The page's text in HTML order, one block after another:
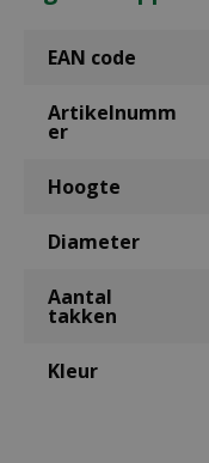
EAN code
Artikelnumm
er
Hoogte
Diameter
Aantal
takken
Kleur